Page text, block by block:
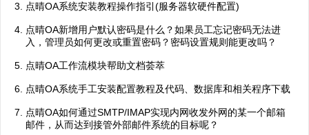
点晴OA系统安装教程操作指引(服务器软硬件配置)
点晴OA新增用户默认密码是什么？如果员工忘记密码无法进
入，管理员如何更改或重置密码？密码设置规则能更改吗？
点晴OA工作流模块帮助文档荟萃
点晴OA系统手工安装配置教程及代码、数据库和相关程序下载
点晴OA如何通过SMTP/IMAP实现内网收发外网的某一个邮箱
邮件，从而达到接管外部邮件系统的目标呢？